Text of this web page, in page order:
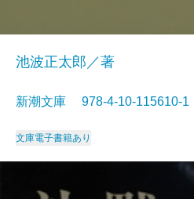
池波正太郎／著
新潮文庫 978-4-10-
文庫電子書籍あり